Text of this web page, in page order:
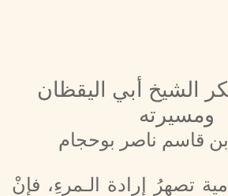
الشيخ أبي اليقظان
ومسيرته
قاسم ناصر بوحجام
تصهرُ إرادة الـمرءِ، فإنْ